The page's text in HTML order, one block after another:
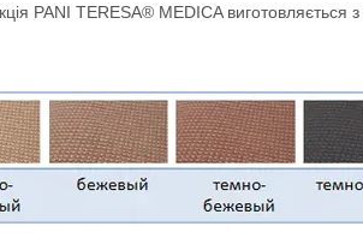
PANI TERESA® MEDICA виготовляється